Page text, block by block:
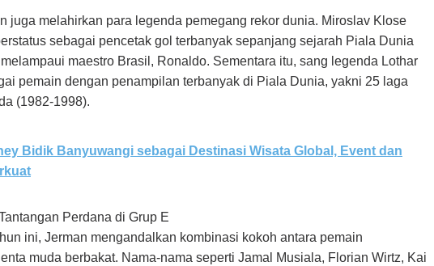
juga melahirkan para legenda pemegang rekor dunia. Miroslav Klose
sebagai pencetak gol terbanyak sepanjang sejarah Piala Dunia
maestro Brasil, Ronaldo. Sementara itu, sang legenda Lothar
pemain dengan penampilan terbanyak di Piala Dunia, yakni 25 laga
(1982-1998).
Bidik Banyuwangi sebagai Destinasi Wisata Global, Event dan
Perdana di Grup E
ini, Jerman mengandalkan kombinasi kokoh antara pemain
muda berbakat. Nama-nama seperti Jamal Musiala, Florian Wirtz, Kai